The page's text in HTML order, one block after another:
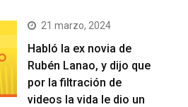
21 marzo, 2024
Habló la ex novia de
Rubén Lanao, y dijo que
por la filtración de
videos la vida le dio un